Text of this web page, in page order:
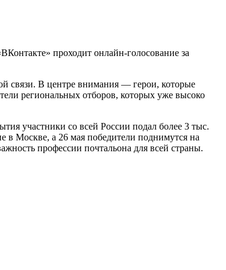
проходит онлайн-голосование за
связи. В центре внимания — герои, которые
региональных отборов, которых уже высоко
участники со всей России подал более 3 тыс.
в Москве, а 26 мая победители поднимутся на
профессии почтальона для всей страны.